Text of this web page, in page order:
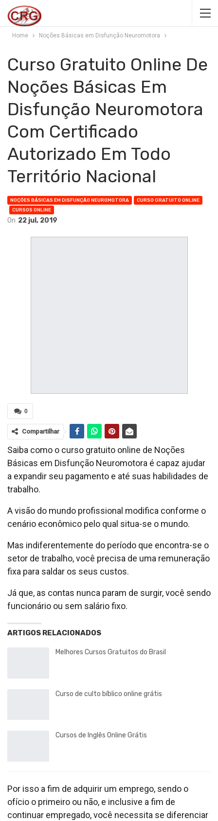
Home Noções Básicas em Disfunção Neuromotora
Curso Gratuito Online De
Noções Básicas Em
Disfunção Neuromotora
Com Certificado
Autorizado Em Todo
Território Nacional
NOÇÕES BÁSICAS EM DISFUNÇÃO NEUROMOTORA
CURSO GRATUITO ONLINE
CURSOS ONLINE
On 22 jul, 2019
0
Compartilhar
Saiba como o curso gratuito online de Noções
Básicas em Disfunção Neuromotora é capaz ajudar
a expandir seu pagamento e até suas habilidades de
trabalho.
A visão do mundo profissional modifica conforme o
cenário econômico pelo qual situa-se o mundo.
Mas indiferentemente do período que encontra-se o
setor de trabalho, você precisa de uma remuneração
fixa para saldar os seus custos.
Já que, as contas nunca param de surgir, você sendo
funcionário ou sem salário fixo.
ARTIGOS RELACIONADOS
Melhores Cursos Gratuitos do Brasil
Curso de culto bíblico online grátis
Cursos de Inglês Online Grátis
Por isso a fim de adquirir um emprego, sendo o
ofício o primeiro ou não, e inclusive a fim de
continuar empregado, você necessita se diferenciar